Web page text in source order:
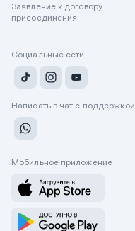
Заявление к договору
присоединения
Социальные сети
Написать в чат с поддержкой
Мобильное приложение